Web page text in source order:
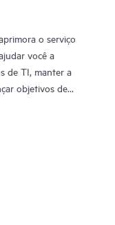
o serviço
você a
de TI, manter a
objetivos de
Seu gerente
incluindo